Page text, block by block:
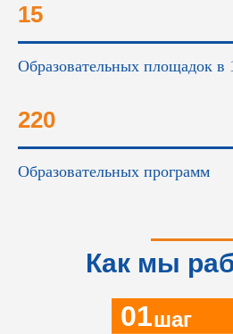
15
Образовательных площадок в
220
Образовательных программ
Как мы
01шаг